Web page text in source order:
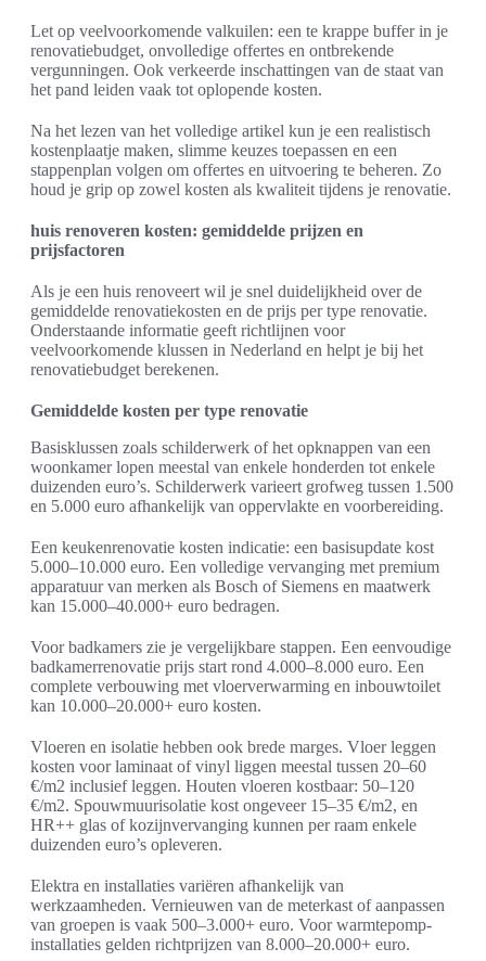
Let op veelvoorkomende valkuilen: een te krappe buffer in je
renovatiebudget, onvolledige offertes en ontbrekende
vergunningen. Ook verkeerde inschattingen van de staat van
het pand leiden vaak tot oplopende kosten.
Na het lezen van het volledige artikel kun je een realistisch
kostenplaatje maken, slimme keuzes toepassen en een
stappenplan volgen om offertes en uitvoering te beheren. Zo
houd je grip op zowel kosten als kwaliteit tijdens je renovatie.
huis renoveren kosten: gemiddelde prijzen en
prijsfactoren
Als je een huis renoveert wil je snel duidelijkheid over de
gemiddelde renovatiekosten en de prijs per type renovatie.
Onderstaande informatie geeft richtlijnen voor
veelvoorkomende klussen in Nederland en helpt je bij het
renovatiebudget berekenen.
Gemiddelde kosten per type renovatie
Basisklussen zoals schilderwerk of het opknappen van een
woonkamer lopen meestal van enkele honderden tot enkele
duizenden euro’s. Schilderwerk varieert grofweg tussen 1.500
en 5.000 euro afhankelijk van oppervlakte en voorbereiding.
Een keukenrenovatie kosten indicatie: een basisupdate kost
5.000–10.000 euro. Een volledige vervanging met premium
apparatuur van merken als Bosch of Siemens en maatwerk
kan 15.000–40.000+ euro bedragen.
Voor badkamers zie je vergelijkbare stappen. Een eenvoudige
badkamerrenovatie prijs start rond 4.000–8.000 euro. Een
complete verbouwing met vloerverwarming en inbouwtoilet
kan 10.000–20.000+ euro kosten.
Vloeren en isolatie hebben ook brede marges. Vloer leggen
kosten voor laminaat of vinyl liggen meestal tussen 20–60
€/m2 inclusief leggen. Houten vloeren kostbaar: 50–120
€/m2. Spouwmuurisolatie kost ongeveer 15–35 €/m2, en
HR++ glas of kozijnvervanging kunnen per raam enkele
duizenden euro’s opleveren.
Elektra en installaties variëren afhankelijk van
werkzaamheden. Vernieuwen van de meterkast of aanpassen
van groepen is vaak 500–3.000+ euro. Voor warmtepomp-
installaties gelden richtprijzen van 8.000–20.000+ euro.